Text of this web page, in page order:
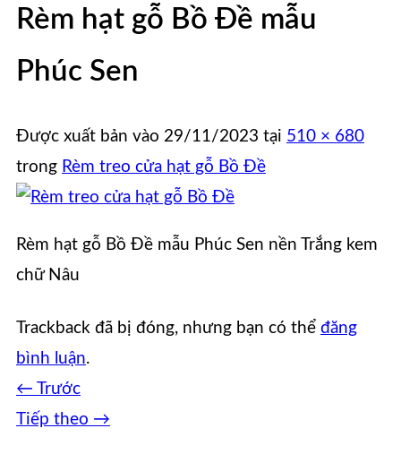
Rèm hạt gỗ Bồ Đề mẫu
Phúc Sen
Được xuất bản vào 29/11/2023 tại 510 × 680
trong Rèm treo cửa hạt gỗ Bồ Đề
Rèm hạt gỗ Bồ Đề mẫu Phúc Sen nền Trắng kem
chữ Nâu
Trackback đã bị đóng, nhưng bạn có thể đăng
bình luận.
← Trước
Tiếp theo →